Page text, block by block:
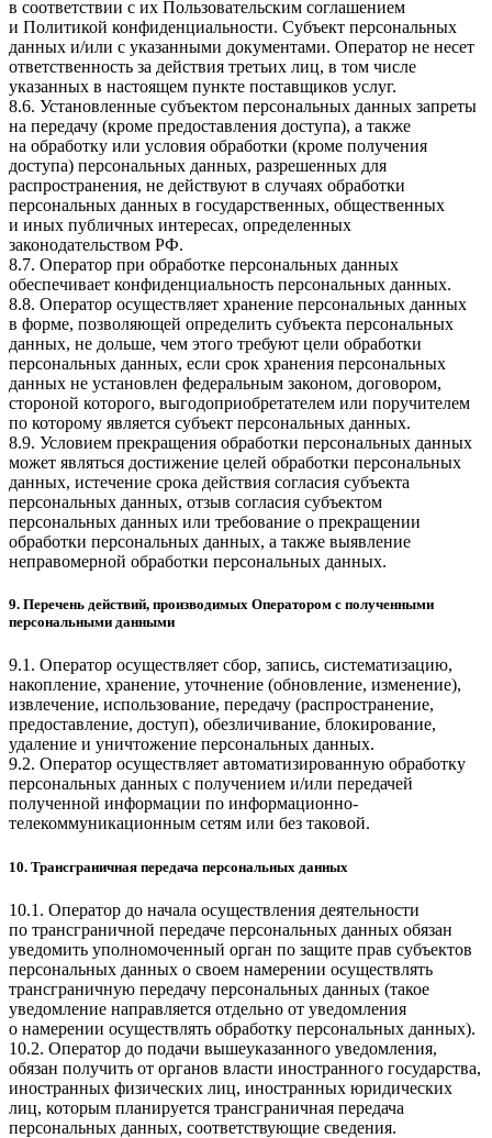
в соответствии с их Пользовательским соглашением
и Политикой конфиденциальности. Субъект персональных
данных и/или с указанными документами. Оператор не несет
ответственность за действия третьих лиц, в том числе
указанных в настоящем пункте поставщиков услуг.
8.6. Установленные субъектом персональных данных запреты
на передачу (кроме предоставления доступа), а также
на обработку или условия обработки (кроме получения
доступа) персональных данных, разрешенных для
распространения, не действуют в случаях обработки
персональных данных в государственных, общественных
и иных публичных интересах, определенных
законодательством РФ.
8.7. Оператор при обработке персональных данных
обеспечивает конфиденциальность персональных данных.
8.8. Оператор осуществляет хранение персональных данных
в форме, позволяющей определить субъекта персональных
данных, не дольше, чем этого требуют цели обработки
персональных данных, если срок хранения персональных
данных не установлен федеральным законом, договором,
стороной которого, выгодоприобретателем или поручителем
по которому является субъект персональных данных.
8.9. Условием прекращения обработки персональных данных
может являться достижение целей обработки персональных
данных, истечение срока действия согласия субъекта
персональных данных, отзыв согласия субъектом
персональных данных или требование о прекращении
обработки персональных данных, а также выявление
неправомерной обработки персональных данных.
9. Перечень действий, производимых Оператором с полученными
персональными данными
9.1. Оператор осуществляет сбор, запись, систематизацию,
накопление, хранение, уточнение (обновление, изменение),
извлечение, использование, передачу (распространение,
предоставление, доступ), обезличивание, блокирование,
удаление и уничтожение персональных данных.
9.2. Оператор осуществляет автоматизированную обработку
персональных данных с получением и/или передачей
полученной информации по информационно-
телекоммуникационным сетям или без таковой.
10. Трансграничная передача персональных данных
10.1. Оператор до начала осуществления деятельности
по трансграничной передаче персональных данных обязан
уведомить уполномоченный орган по защите прав субъектов
персональных данных о своем намерении осуществлять
трансграничную передачу персональных данных (такое
уведомление направляется отдельно от уведомления
о намерении осуществлять обработку персональных данных).
10.2. Оператор до подачи вышеуказанного уведомления,
обязан получить от органов власти иностранного государства,
иностранных физических лиц, иностранных юридических
лиц, которым планируется трансграничная передача
персональных данных, соответствующие сведения.